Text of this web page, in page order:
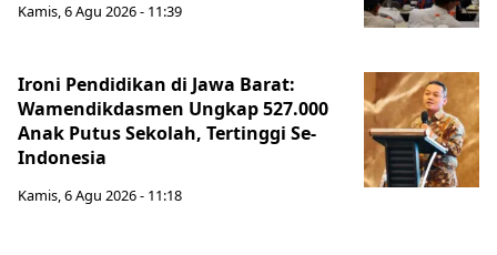
Kamis, 6 Agu 2026 - 11:39
Ironi Pendidikan di Jawa Barat:
Wamendikdasmen Ungkap 527.000
Anak Putus Sekolah, Tertinggi Se-
Indonesia
Kamis, 6 Agu 2026 - 11:18